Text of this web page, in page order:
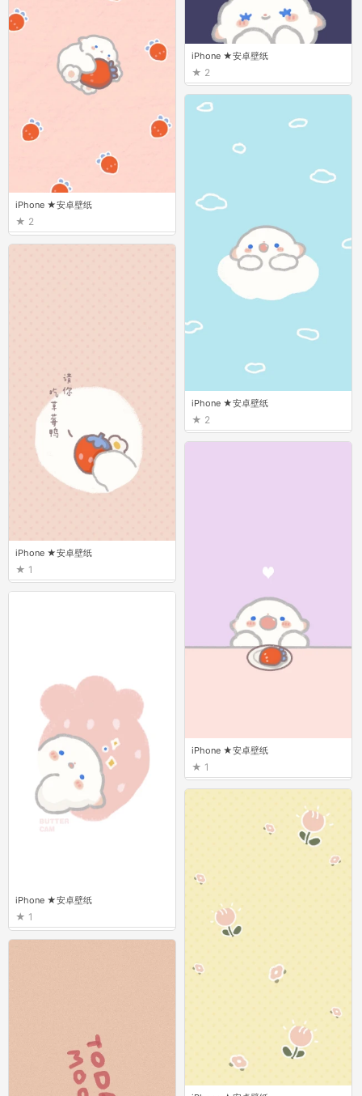
iPhone ★安卓壁纸
2
iPhone ★安卓壁纸
2
iPhone ★安卓壁纸
2
iPhone ★安卓壁纸
1
iPhone ★安卓壁纸
1
iPhone ★安卓壁纸
1